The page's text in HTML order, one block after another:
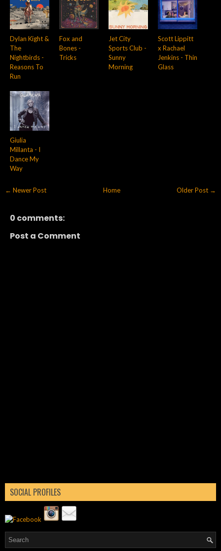
Dylan Kight &
The
Nightbirds -
Reasons To
Run
Fox and
Bones -
Tricks
Jet City
Sports Club -
Sunny
Morning
Scott Lippitt
x Rachael
Jenkins - Thin
Glass
Giulia
Millanta - I
Dance My
Way
← Newer Post Older Post →
Home
0 comments:
Post a Comment
SOCIAL PROFILES